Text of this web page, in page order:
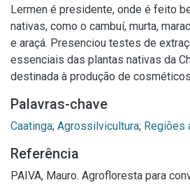
Lermen é presidente, onde é feito
nativas, como o cambuí, murta,
e araçá. Presenciou testes de
essenciais das plantas nativas da
destinada à produção de
Palavras-chave
Caatinga; Agrossilvicultura; Regiões
Referência
PAIVA, Mauro. Agrofloresta para